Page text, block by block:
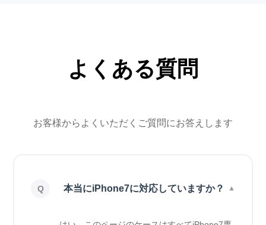
よくある質問
お客様からよくいただくご質問にお答えします
本当にiPhone7に対応していますか？